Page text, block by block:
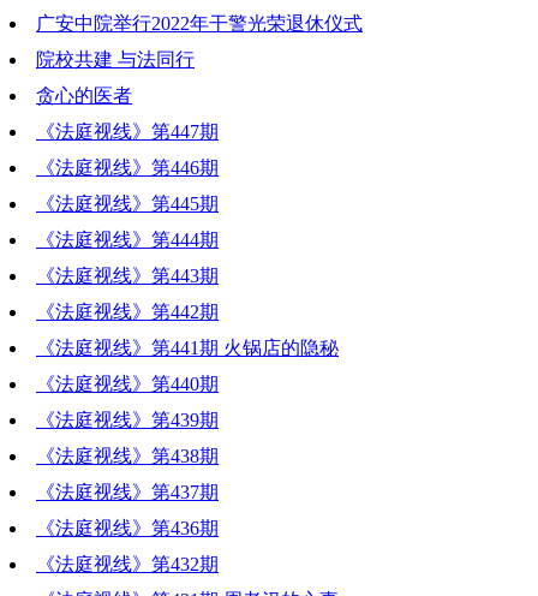
广安中院举行2022年干警光荣退休仪式
院校共建 与法同行
贪心的医者
《法庭视线》第447期
《法庭视线》第446期
《法庭视线》第445期
《法庭视线》第444期
《法庭视线》第443期
《法庭视线》第442期
《法庭视线》第441期 火锅店的隐秘
《法庭视线》第440期
《法庭视线》第439期
《法庭视线》第438期
《法庭视线》第437期
《法庭视线》第436期
《法庭视线》第432期